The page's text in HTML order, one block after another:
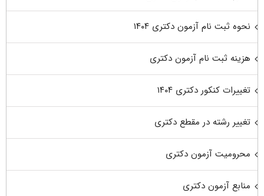
نحوه ثبت نام آزمون دکتری ۱۴۰۴
هزینه ثبت نام آزمون دکتری
تغییرات کنکور دکتری ۱۴۰۴
تغییر رشته در مقطع دکتری
محرومیت آزمون دکتری
منابع آزمون دکتری